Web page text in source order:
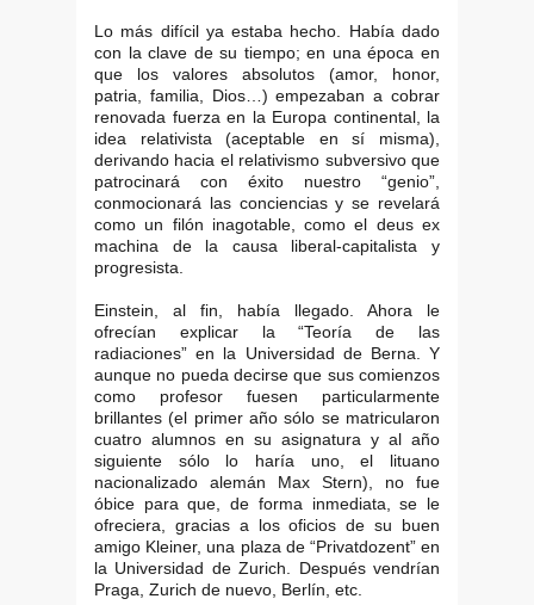
Lo más difícil ya estaba hecho. Había dado
con la clave de su tiempo; en una época en
que los valores absolutos (amor, honor,
patria, familia, Dios…) empezaban a cobrar
renovada fuerza en la Europa continental, la
idea relativista (aceptable en sí misma),
derivando hacia el relativismo subversivo que
patrocinará con éxito nuestro “genio”,
conmocionará las conciencias y se revelará
como un filón inagotable, como el deus ex
machina de la causa liberal-capitalista y
progresista.
Einstein, al fin, había llegado. Ahora le
ofrecían explicar la “Teoría de las
radiaciones” en la Universidad de Berna. Y
aunque no pueda decirse que sus comienzos
como profesor fuesen particularmente
brillantes (el primer año sólo se matricularon
cuatro alumnos en su asignatura y al año
siguiente sólo lo haría uno, el lituano
nacionalizado alemán Max Stern), no fue
óbice para que, de forma inmediata, se le
ofreciera, gracias a los oficios de su buen
amigo Kleiner, una plaza de “Privatdozent” en
la Universidad de Zurich. Después vendrían
Praga, Zurich de nuevo, Berlín, etc.